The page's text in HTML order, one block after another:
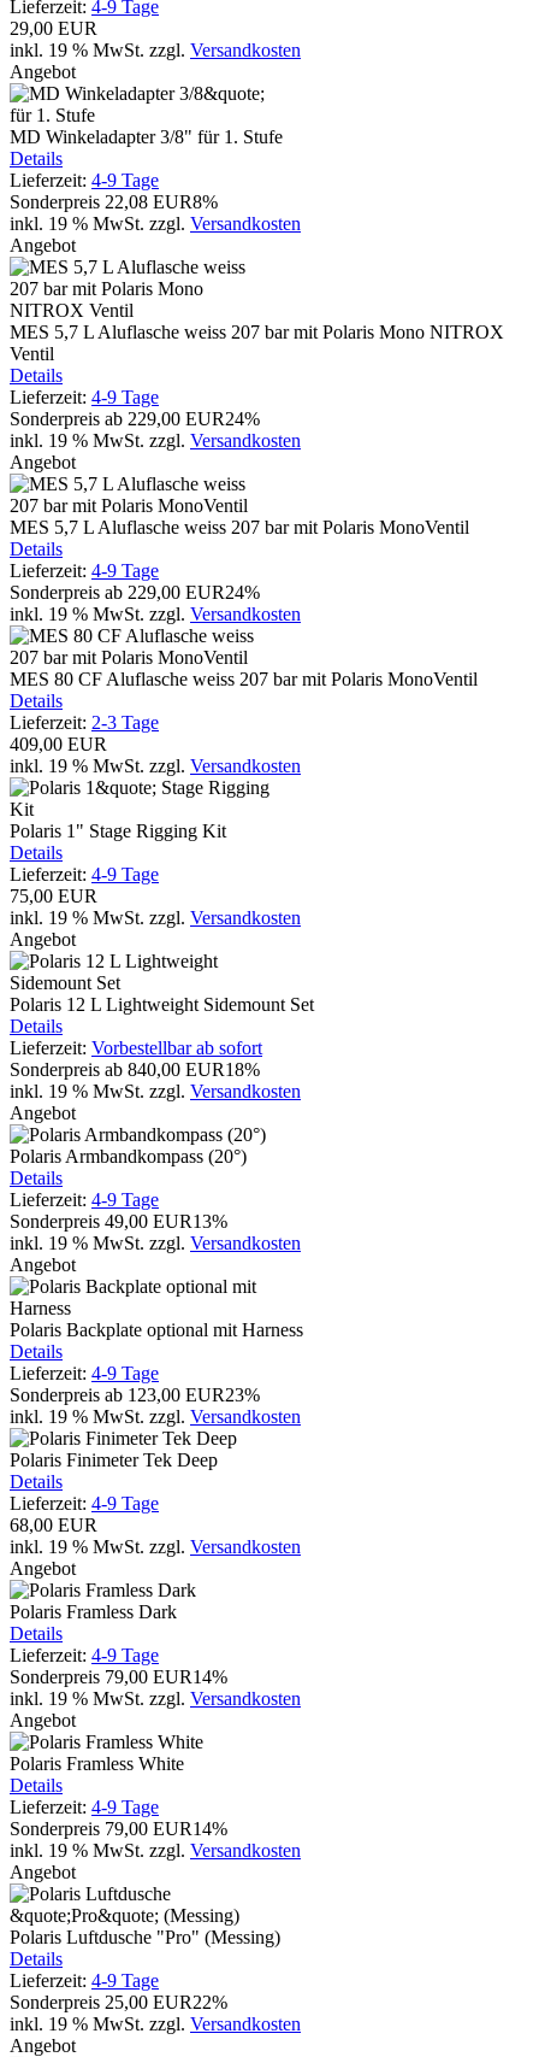
Lieferzeit: 4-9 Tage
29,00 EUR
inkl. 19 % MwSt. zzgl. Versandkosten
Angebot
MD Winkeladapter 3/8" für 1. Stufe
Details
Lieferzeit: 4-9 Tage
Sonderpreis 22,08 EUR8%
inkl. 19 % MwSt. zzgl. Versandkosten
Angebot
MES 5,7 L Aluflasche weiss 207 bar mit Polaris Mono NITROX
Ventil
Details
Lieferzeit: 4-9 Tage
Sonderpreis ab 229,00 EUR24%
inkl. 19 % MwSt. zzgl. Versandkosten
Angebot
MES 5,7 L Aluflasche weiss 207 bar mit Polaris MonoVentil
Details
Lieferzeit: 4-9 Tage
Sonderpreis ab 229,00 EUR24%
inkl. 19 % MwSt. zzgl. Versandkosten
MES 80 CF Aluflasche weiss 207 bar mit Polaris MonoVentil
Details
Lieferzeit: 2-3 Tage
409,00 EUR
inkl. 19 % MwSt. zzgl. Versandkosten
Polaris 1" Stage Rigging Kit
Details
Lieferzeit: 4-9 Tage
75,00 EUR
inkl. 19 % MwSt. zzgl. Versandkosten
Angebot
Polaris 12 L Lightweight Sidemount Set
Details
Lieferzeit: Vorbestellbar ab sofort
Sonderpreis ab 840,00 EUR18%
inkl. 19 % MwSt. zzgl. Versandkosten
Angebot
Polaris Armbandkompass (20°)
Details
Lieferzeit: 4-9 Tage
Sonderpreis 49,00 EUR13%
inkl. 19 % MwSt. zzgl. Versandkosten
Angebot
Polaris Backplate optional mit Harness
Details
Lieferzeit: 4-9 Tage
Sonderpreis ab 123,00 EUR23%
inkl. 19 % MwSt. zzgl. Versandkosten
Polaris Finimeter Tek Deep
Details
Lieferzeit: 4-9 Tage
68,00 EUR
inkl. 19 % MwSt. zzgl. Versandkosten
Angebot
Polaris Framless Dark
Details
Lieferzeit: 4-9 Tage
Sonderpreis 79,00 EUR14%
inkl. 19 % MwSt. zzgl. Versandkosten
Angebot
Polaris Framless White
Details
Lieferzeit: 4-9 Tage
Sonderpreis 79,00 EUR14%
inkl. 19 % MwSt. zzgl. Versandkosten
Angebot
Polaris Luftdusche "Pro" (Messing)
Details
Lieferzeit: 4-9 Tage
Sonderpreis 25,00 EUR22%
inkl. 19 % MwSt. zzgl. Versandkosten
Angebot